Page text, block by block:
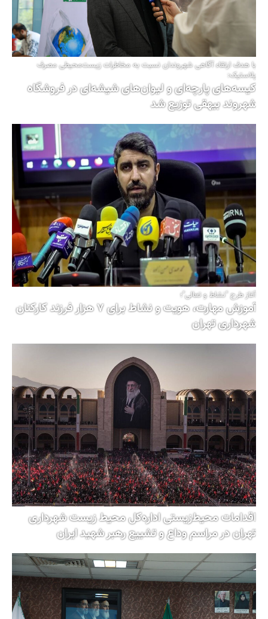
با هدف ارتقاء آگاهی شهروندان نسبت به مخاطرات زیست‌محیطی مصرف
پلاستیک:
کیسه‌های پارچه‌ای و لیوان‌های شیشه‌ای در فروشگاه
شهروند بیهقی توزیع شد
آغاز طرح "نشاط و تعالی"؛
آموزش مهارت، هویت و نشاط برای ۷ هزار فرزند کارکنان
شهرداری تهران
اقدامات محیط‌زیستی اداره‌کل محیط زیست شهرداری
تهران در مراسم وداع و تشییع رهبر شهید ایران